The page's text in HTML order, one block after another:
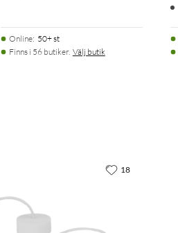
Online: 50+ st
Finns i 56 butiker. Välj butik
18